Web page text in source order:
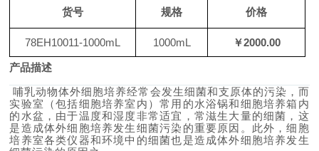
货号 规格 价格
78EH10011-1000mL 1000mL ￥2000.00
产品描述
哺乳动物体外细胞培养经常会发生细菌和支原体的污染，而
实验室（包括细胞培养室内）常用的水浴锅和细胞培养箱内
的水盆，由于温度和湿度非常适宜，常滋生大量的细菌，这
是造成体外细胞培养发生细菌污染的重要原因。此外，细胞
培养室各类仪器和环境中的细菌也是造成体外细胞培养发生